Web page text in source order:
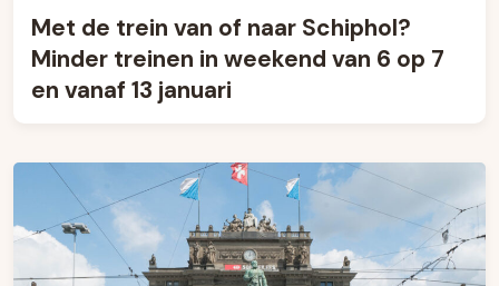
Met de trein van of naar Schiphol?
Minder treinen in weekend van 6 op 7
en vanaf 13 januari